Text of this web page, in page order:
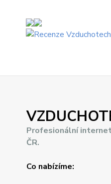
Profesionální
ČR.
Co nabízíme: